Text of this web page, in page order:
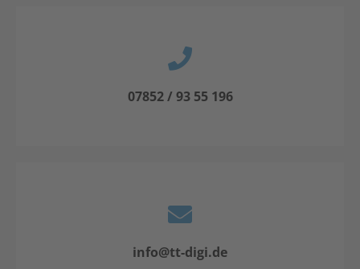
07852 / 93 55 196
info@tt-digi.de